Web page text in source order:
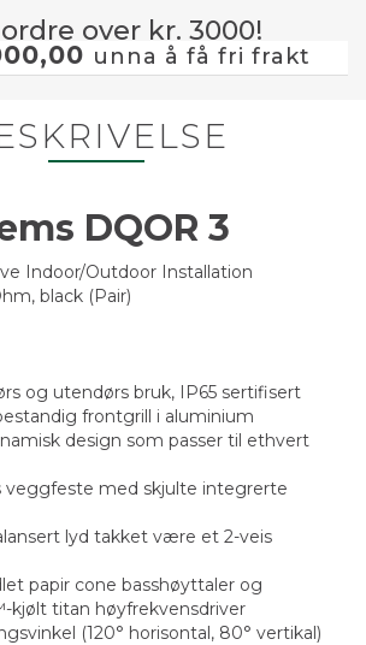
over kr. 3000!
unna å få fri frakt
DQOR 3
Indoor/Outdoor Installation
black (Pair)
og utendørs bruk, IP65 sertifisert
frontgrill i aluminium
design som passer til ethvert
veggfeste med skjulte integrerte
lyd takket være et 2-veis
papir cone basshøyttaler og
kjølt titan høyfrekvensdriver
(120° horisontal, 80° vertikal)